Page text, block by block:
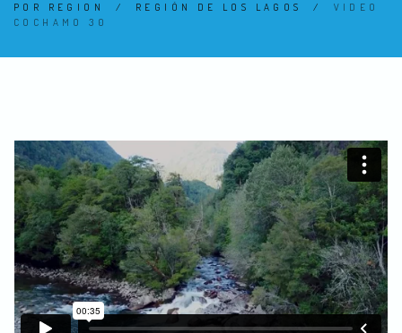
POR REGION
/ REGIÓN DE LOS LAGOS / VIDEO
COCHAMO 30